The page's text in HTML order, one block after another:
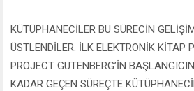
KÜTÜPHANECİLER BU SÜRECİN
ÜSTLENDİLER. İLK ELEKTRONİK KİTAP
PROJECT GUTENBERG’İN
KADAR GEÇEN SÜREÇTE